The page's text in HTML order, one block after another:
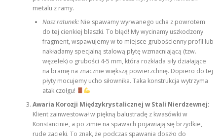
metalu z ramy.
Nasz ratunek:Nie spawamy wyrwanego ucha z powrotem
do tej cienkiej blaszki. To błąd! My wycinamy uszkodzony
fragment, wspawujemy w to miejsce grubościenny profil lub
nakładamy specjalną stalową płytę wzmacniającą (tzw.
węzełek) o grubości 4-5 mm, która rozkłada siły działające
na bramę na znacznie większą powierzchnię. Dopiero do tej
płyty mocujemy ucho siłownika. Taka konstrukcja wytrzyma
atak czołgu!
Awaria Korozji Międzykrystalicznej w Stali Nierdzewnej:
Klient zainwestował w piękną balustradę z kwasówki w
Konstancinie, a po zimie na spawach pojawiają się brzydkie,
rude zacieki. To znak, że podczas spawania doszło do